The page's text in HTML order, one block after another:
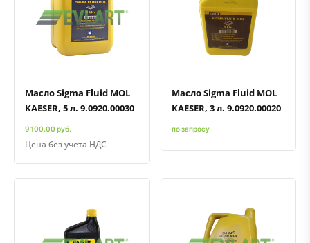
Быстрый просмотрДобавить к сравнению
Масло Sigma Fluid MOL
KAESER, 5 л. 9.0920.00030
9 100.00 руб.
Цена без учета НДС
Быстрый просмотрДобавить к сравнению
Добавить в избранное
Масло Sigma Fluid MOL
KAESER, 3 л. 9.0920.00020
по запросу